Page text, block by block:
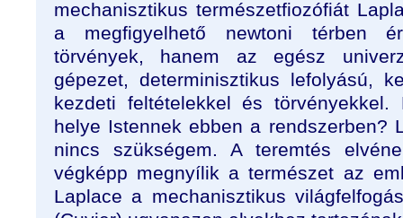
mechanisztikus természetfiozófiát
a megfigyelhető newtoni térben
törvények, hanem az egész
gépezet, determinisztikus lefolyású,
kezdeti feltételekkel és
helye Istennek ebben a rendszerben?
nincs szükségem. A teremtés
végképp megnyílik a természet az
Laplace a mechanisztikus